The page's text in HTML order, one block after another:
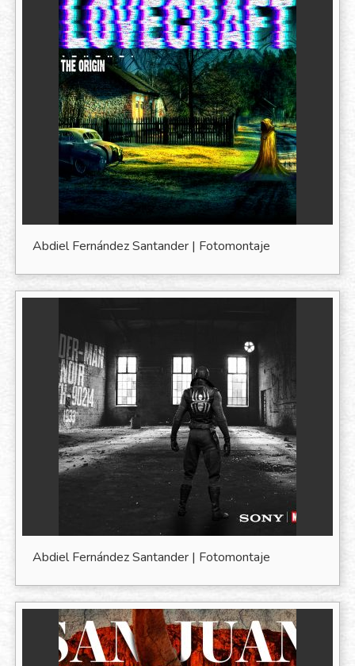
Abdiel Fernández Santander | Fotomontaje
Abdiel Fernández Santander | Fotomontaje